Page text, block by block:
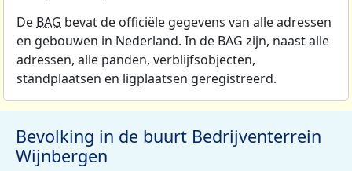
De BAG bevat de officiële gegevens van alle adressen
en gebouwen in Nederland. In de BAG zijn, naast alle
adressen, alle panden, verblijfsobjecten,
standplaatsen en ligplaatsen geregistreerd.
Bevolking in de buurt Bedrijventerrein
Wijnbergen